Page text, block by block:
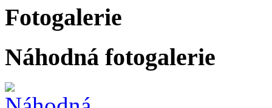
Fotogalerie
Náhodná fotogalerie